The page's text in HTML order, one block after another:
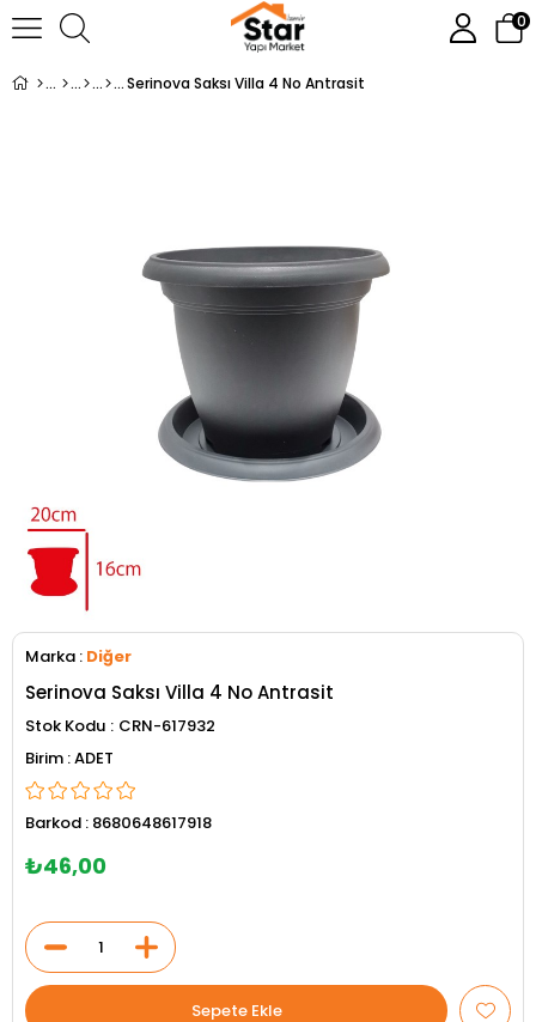
0
Serinova Saksı Villa 4 No Antrasit
Marka : Diğer
Serinova Saksı Villa 4 No Antrasit
Stok Kodu
CRN-617932
ADET
Barkod : 8680648617918
₺46,00